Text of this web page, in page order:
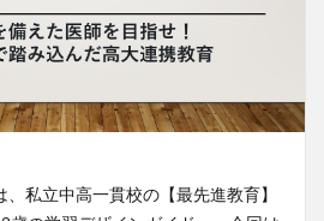
私立中高一貫校の【最先進教育】